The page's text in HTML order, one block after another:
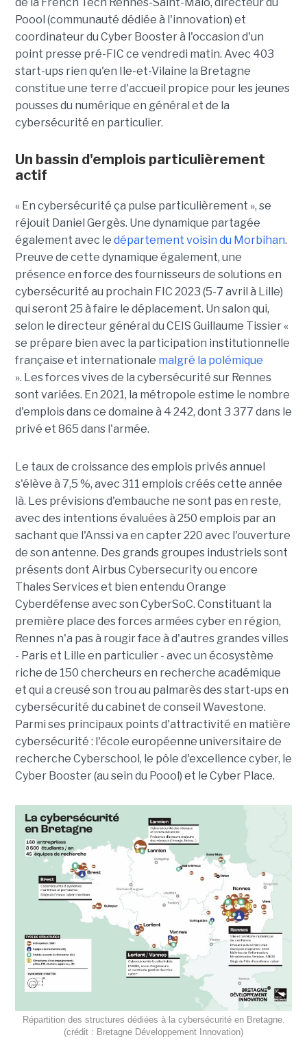
de la French Tech Rennes-Saint-Malo, directeur du
Poool (communauté dédiée à l'innovation) et
coordinateur du Cyber Booster à l'occasion d'un
point presse pré-FIC ce vendredi matin. Avec 403
start-ups rien qu'en Ile-et-Vilaine la Bretagne
constitue une terre d'accueil propice pour les jeunes
pousses du numérique en général et de la
cybersécurité en particulier.
Un bassin d'emplois particulièrement
actif
« En cybersécurité ça pulse particulièrement », se
réjouit Daniel Gergès. Une dynamique partagée
également avec le département voisin du Morbihan.
Preuve de cette dynamique également, une
présence en force des fournisseurs de solutions en
cybersécurité au prochain FIC 2023 (5-7 avril à Lille)
qui seront 25 à faire le déplacement. Un salon qui,
selon le directeur général du CEIS Guillaume Tissier «
se prépare bien avec la participation institutionnelle
française et internationale malgré la polémique
». Les forces vives de la cybersécurité sur Rennes
sont variées. En 2021, la métropole estime le nombre
d'emplois dans ce domaine à 4 242, dont 3 377 dans le
privé et 865 dans l'armée.
Le taux de croissance des emplois privés annuel
s'élève à 7,5 %, avec 311 emplois créés cette année
là. Les prévisions d'embauche ne sont pas en reste,
avec des intentions évaluées à 250 emplois par an
sachant que l'Anssi va en capter 220 avec l'ouverture
de son antenne. Des grands groupes industriels sont
présents dont Airbus Cybersecurity ou encore
Thales Services et bien entendu Orange
Cyberdéfense avec son CyberSoC. Constituant la
première place des forces armées cyber en région,
Rennes n'a pas à rougir face à d'autres grandes villes
- Paris et Lille en particulier - avec un écosystème
riche de 150 chercheurs en recherche académique
et qui a creusé son trou au palmarès des start-ups en
cybersécurité du cabinet de conseil Wavestone.
Parmi ses principaux points d'attractivité en matière
cybersécurité : l'école européenne universitaire de
recherche Cyberschool, le pôle d'excellence cyber, le
Cyber Booster (au sein du Poool) et le Cyber Place.
Répartition des structures dédiées à la cybersécurité en Bretagne.
(crédit : Bretagne Développement Innovation)